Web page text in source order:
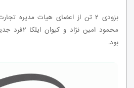
بزودی ۲ تن از اعضای هیات مدیره
محمود امین
بود.